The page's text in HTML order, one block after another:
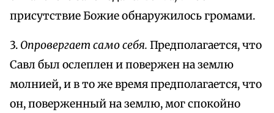
присутствие Божие обнаружилось громами.
3. Опровергает само себя. Предполагается, что
Савл был ослеплен и повержен на землю
молнией, и в то же время предполагается, что
он, поверженный на землю, мог спокойно